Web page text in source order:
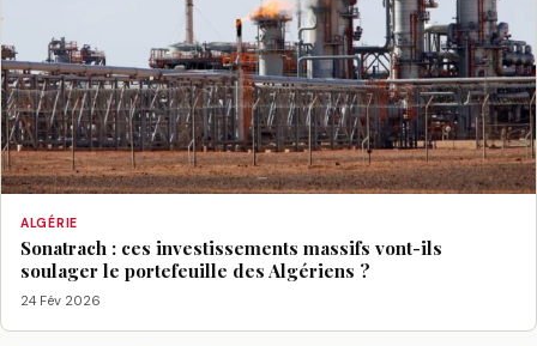
ALGÉRIE
Sonatrach : ces investissements massifs vont-ils
soulager le portefeuille des Algériens ?
24 Fév 2026